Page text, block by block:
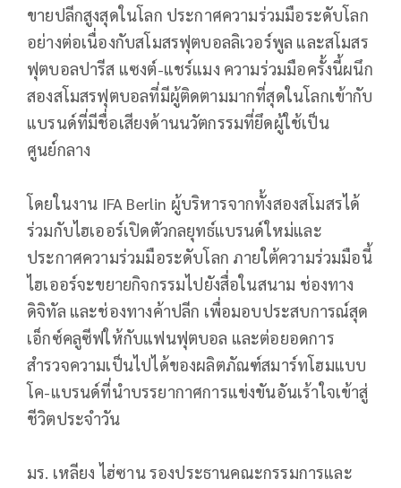
ขายปลีกสูงสุดในโลก ประกาศความร่วมมือระดับโลก
อย่างต่อเนื่องกับสโมสรฟุตบอลลิเวอร์พูล และสโมสร
ฟุตบอลปารีส แซงต์-แชร์แมง ความร่วมมือครั้งนี้ผนึก
สองสโมสรฟุตบอลที่มีผู้ติดตามมากที่สุดในโลกเข้ากับ
แบรนด์ที่มีชื่อเสียงด้านนวัตกรรมที่ยึดผู้ใช้เป็น
ศูนย์กลาง
โดยในงาน IFA Berlin ผู้บริหารจากทั้งสองสโมสรได้
ร่วมกับไฮเออร์เปิดตัวกลยุทธ์แบรนด์ใหม่และ
ประกาศความร่วมมือระดับโลก ภายใต้ความร่วมมือนี้
ไฮเออร์จะขยายกิจกรรมไปยังสื่อในสนาม ช่องทาง
ดิจิทัล และช่องทางค้าปลีก เพื่อมอบประสบการณ์สุด
เอ็กซ์คลูซีฟให้กับแฟนฟุตบอล และต่อยอดการ
สำรวจความเป็นไปได้ของผลิตภัณฑ์สมาร์ทโฮมแบบ
โค-แบรนด์ที่นำบรรยากาศการแข่งขันอันเร้าใจเข้าสู่
ชีวิตประจำวัน
มร. เหลียง ไฮ่ซาน รองประธานคณะกรรมการและ